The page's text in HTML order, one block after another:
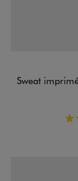
Sweat imprimé